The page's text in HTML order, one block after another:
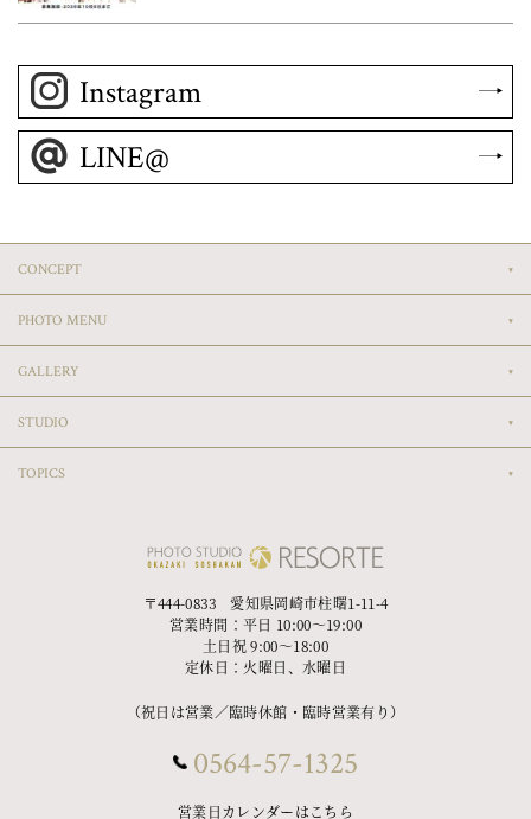
Instagram
LINE@
CONCEPT
PHOTO MENU
GALLERY
STUDIO
TOPICS
〒444-0833 愛知県岡崎市柱曙1-11-4
営業時間：平日 10:00〜19:00
土日祝 9:00〜18:00
定休日：火曜日、水曜日
（祝日は営業／臨時休館・臨時営業有り）
0564-57-1325
営業日カレンダーはこちら